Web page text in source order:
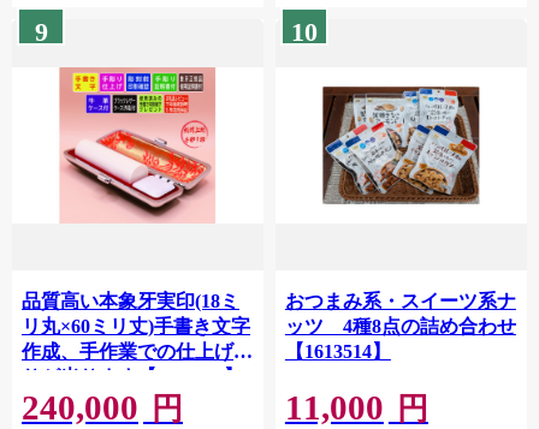
9
品質高い本象牙実印(18ミ
リ丸×60ミリ丈)手書き文字
作成、手作業での仕上げ彫
りが光ります【1623862】
240,000 円
10
おつまみ系・スイーツ系ナ
ッツ 4種8点の詰め合わせ
【1613514】
11,000 円